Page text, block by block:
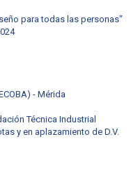
para todas las personas"
- Mérida
Técnica Industrial
y en aplazamiento de D.V.